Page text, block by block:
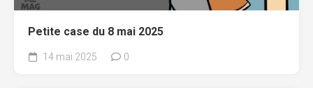
Petite case du 8 mai 2025
14 mai 2025 0